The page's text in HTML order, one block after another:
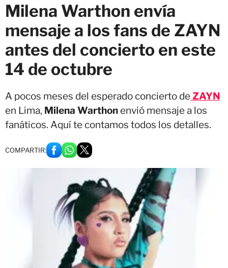
Milena Warthon envía
mensaje a los fans de ZAYN
antes del concierto en este
14 de octubre
A pocos meses del esperado concierto deZAYN
en Lima, Milena Warthon envió mensaje a los
fanáticos. Aquí te contamos todos los detalles.
COMPARTIR: